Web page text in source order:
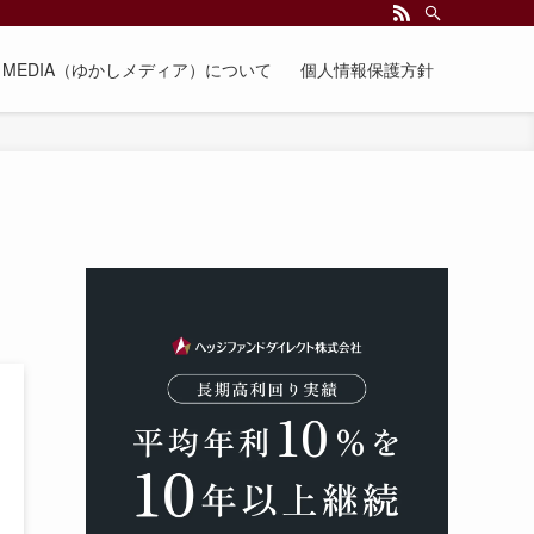
（ゆかしメディア）について 個人情報保護方針